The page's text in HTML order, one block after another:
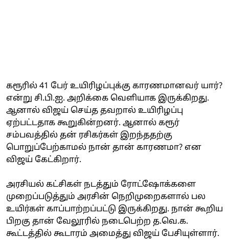
கரூரில் 41 பேர் உயிரிழப்புக்கு காரணமானவர் யார்?
என்று சி.பி.ஐ. அறிக்கை வெளியாக இருக்கிறது.
ஆனால் விஜய் செய்த தவறால் உயிரிழப்பு
ஏற்பட்டதாக கூறுகின்றனர். ஆனால் கரூர்
சம்பவத்தில் தன் ரசிகர்கள் இறந்ததற்கு
பொறுப்பேற்காமல் நான் தான் காரணமா? என
விஜய் கேட்கிறார்.
அரசியல் கட்சிகள் நடத்தும் ரோட்ஷோக்களை
முறைப்படுத்தும் அரசின் நெறிமுறைகளால் பல
உயிர்கள் காப்பாற்றப்பட்டு இருக்கிறது. நான் கூறிய
பிறகு தான் வேலூரில் நடைபெற்ற த.வெ.க.
கூட்டத்தில் கூடாரம் அமைத்து விஜய் பேசியுள்ளார்.